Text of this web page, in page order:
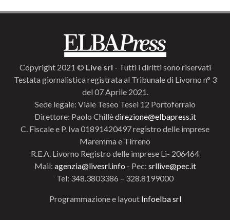
Copyright 2021 © Live srl - Tutti i diritti sono riservati
Testata giornalistica registrata al Tribunale di Livorno n° 3
del 07 Aprile 2021.
Sede legale: Viale Teseo Tesei 12 Portoferraio
Direttore: Paolo Chillèdirezione@elbapress.it
C. Fiscale e P. Iva 01891420497 registro delle imprese
Maremma e Tirreno
R.E.A. Livorno Registro delle imprese Li- 206464
Mail: agenzia@livesrl.info - Pec: srllive@pec.it
Tel: 348.3803386 – 328.8199000
Programmazione e layout Infoelba srl